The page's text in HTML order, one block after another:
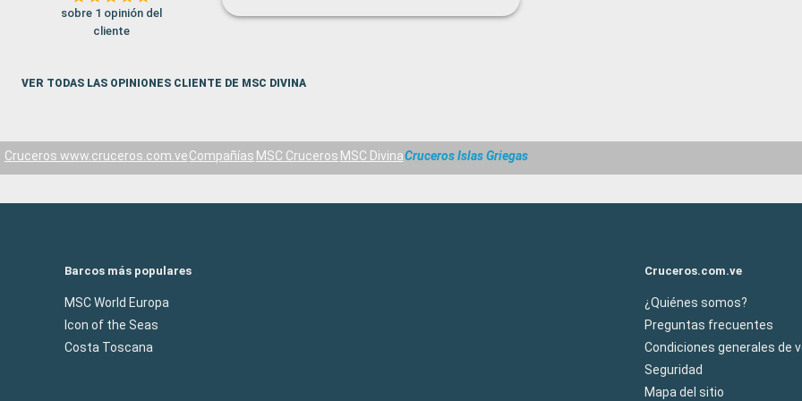
sobre 1 opinión del
cliente
VER TODAS LAS OPINIONES CLIENTE DE MSC DIVINA
Cruceros www.cruceros.com.veCompañías MSC Cruceros MSC DivinaCruceros Islas Griegas
Barcos más populares
MSC World Europa
Icon of the Seas
Costa Toscana
Cruceros.com.ve
¿Quiénes somos?
Preguntas frecuentes
Condiciones generales de
Seguridad
Mapa del sitio